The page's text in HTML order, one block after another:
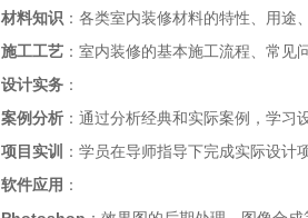
材料知识 ：各类室内装修材料的特性、用途
施工工艺 ：室内装修的基本施工流程、常见
设计实务 ：
案例分析 ：通过分析经典和实际案例，学习
项目实训
：学员在导师指导下完成实际设计
软件应用 ：